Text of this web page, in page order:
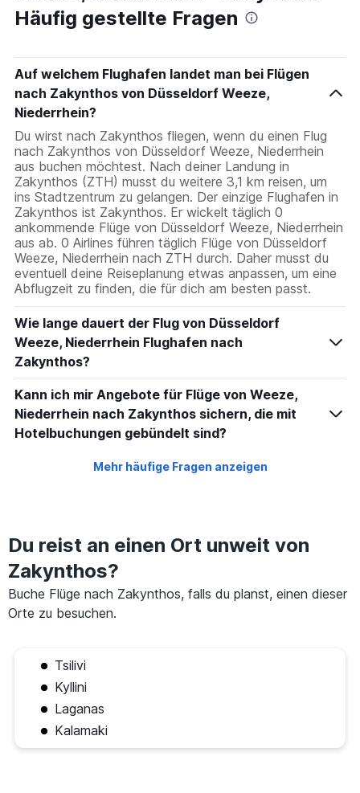
Häufig gestellte Fragen
Auf welchem Flughafen landet man bei Flügen
nach Zakynthos von Düsseldorf Weeze,
Niederrhein?
Du wirst nach Zakynthos fliegen, wenn du einen Flug
nach Zakynthos von Düsseldorf Weeze, Niederrhein
aus buchen möchtest. Nach deiner Landung in
Zakynthos (ZTH) musst du weitere 3,1 km reisen, um
ins Stadtzentrum zu gelangen. Der einzige Flughafen in
Zakynthos ist Zakynthos. Er wickelt täglich 0
ankommende Flüge von Düsseldorf Weeze, Niederrhein
aus ab. 0 Airlines führen täglich Flüge von Düsseldorf
Weeze, Niederrhein nach ZTH durch. Daher musst du
eventuell deine Reiseplanung etwas anpassen, um eine
Abflugzeit zu finden, die für dich am besten passt.
Wie lange dauert der Flug von Düsseldorf
Weeze, Niederrhein Flughafen nach
Zakynthos?
Kann ich mir Angebote für Flüge von Weeze,
Niederrhein nach Zakynthos sichern, die mit
Hotelbuchungen gebündelt sind?
Mehr häufige Fragen anzeigen
Du reist an einen Ort unweit von
Zakynthos?
Buche Flüge nach Zakynthos, falls du planst, einen dieser
Orte zu besuchen.
Tsilivi
Kyllini
Laganas
Kalamaki